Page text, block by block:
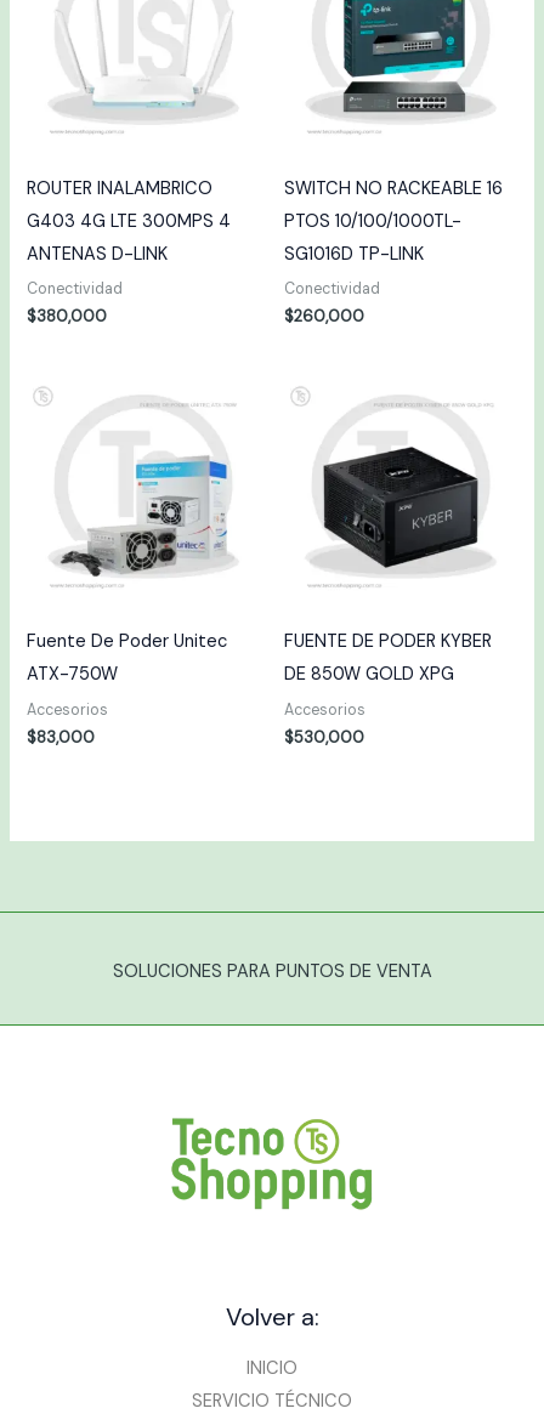
ROUTER INALAMBRICO
G403 4G LTE 300MPS 4
ANTENAS D-LINK
Conectividad
$380,000
SWITCH NO RACKEABLE 16
PTOS 10/100/1000TL-
SG1016D TP-LINK
Conectividad
$260,000
Fuente De Poder Unitec
ATX-750W
Accesorios
$83,000
FUENTE DE PODER KYBER
DE 850W GOLD XPG
Accesorios
$530,000
SOLUCIONES PARA PUNTOS DE VENTA
Volver a:
INICIO
SERVICIO TÉCNICO